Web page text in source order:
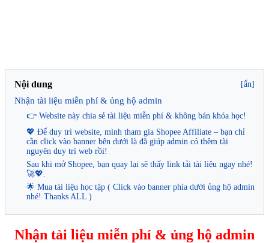
Nội dung [ẩn]
Nhận tài liệu miễn phí & ủng hộ admin
👉 Website này chia sẻ tài liệu miễn phí & không bán khóa học!
💖 Để duy trì website, mình tham gia Shopee Affiliate – bạn chỉ
cần click vào banner bên dưới là đã giúp admin có thêm tài
nguyên duy trì web rồi!
Sau khi mở Shopee, bạn quay lại sẽ thấy link tải tài liệu ngay nhé!
🚀💖.
🌟 Mua tài liệu học tập ( Click vào banner phía dưới ủng hộ admin
nhé! Thanks ALL )
Nhận tài liệu miễn phí & ủng hộ admin